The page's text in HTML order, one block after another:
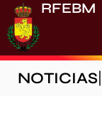
RFEBM
NOTICIAS